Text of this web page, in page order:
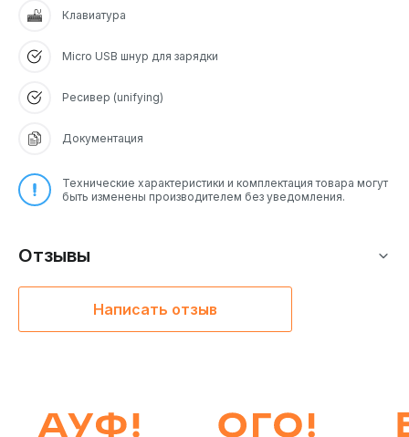
Клавиатура
Micro USB шнур для зарядки
Ресивер (unifying)
Документация
Технические характеристики и комплектация товара могут
быть изменены производителем без уведомления.
Отзывы
Написать отзыв